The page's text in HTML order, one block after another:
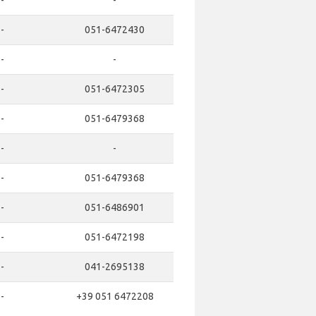
- 051-6472430
- -
- 051-6472305
- 051-6479368
- -
- 051-6479368
- 051-6486901
- 051-6472198
- 041-2695138
- +39 051 6472208